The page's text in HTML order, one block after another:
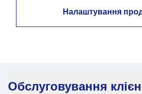
Налаштування
Обслуговування